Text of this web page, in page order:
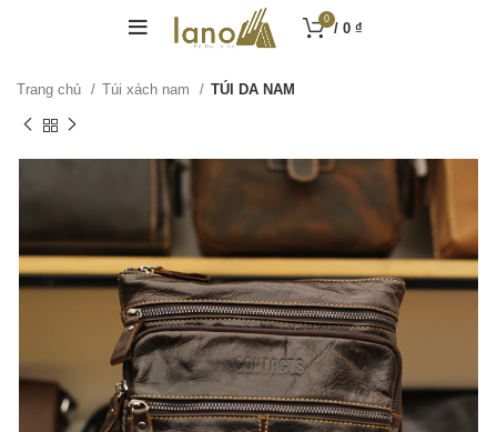
0
/ 0 ₫
Trang chủ Túi xách nam TÚI DA NAM